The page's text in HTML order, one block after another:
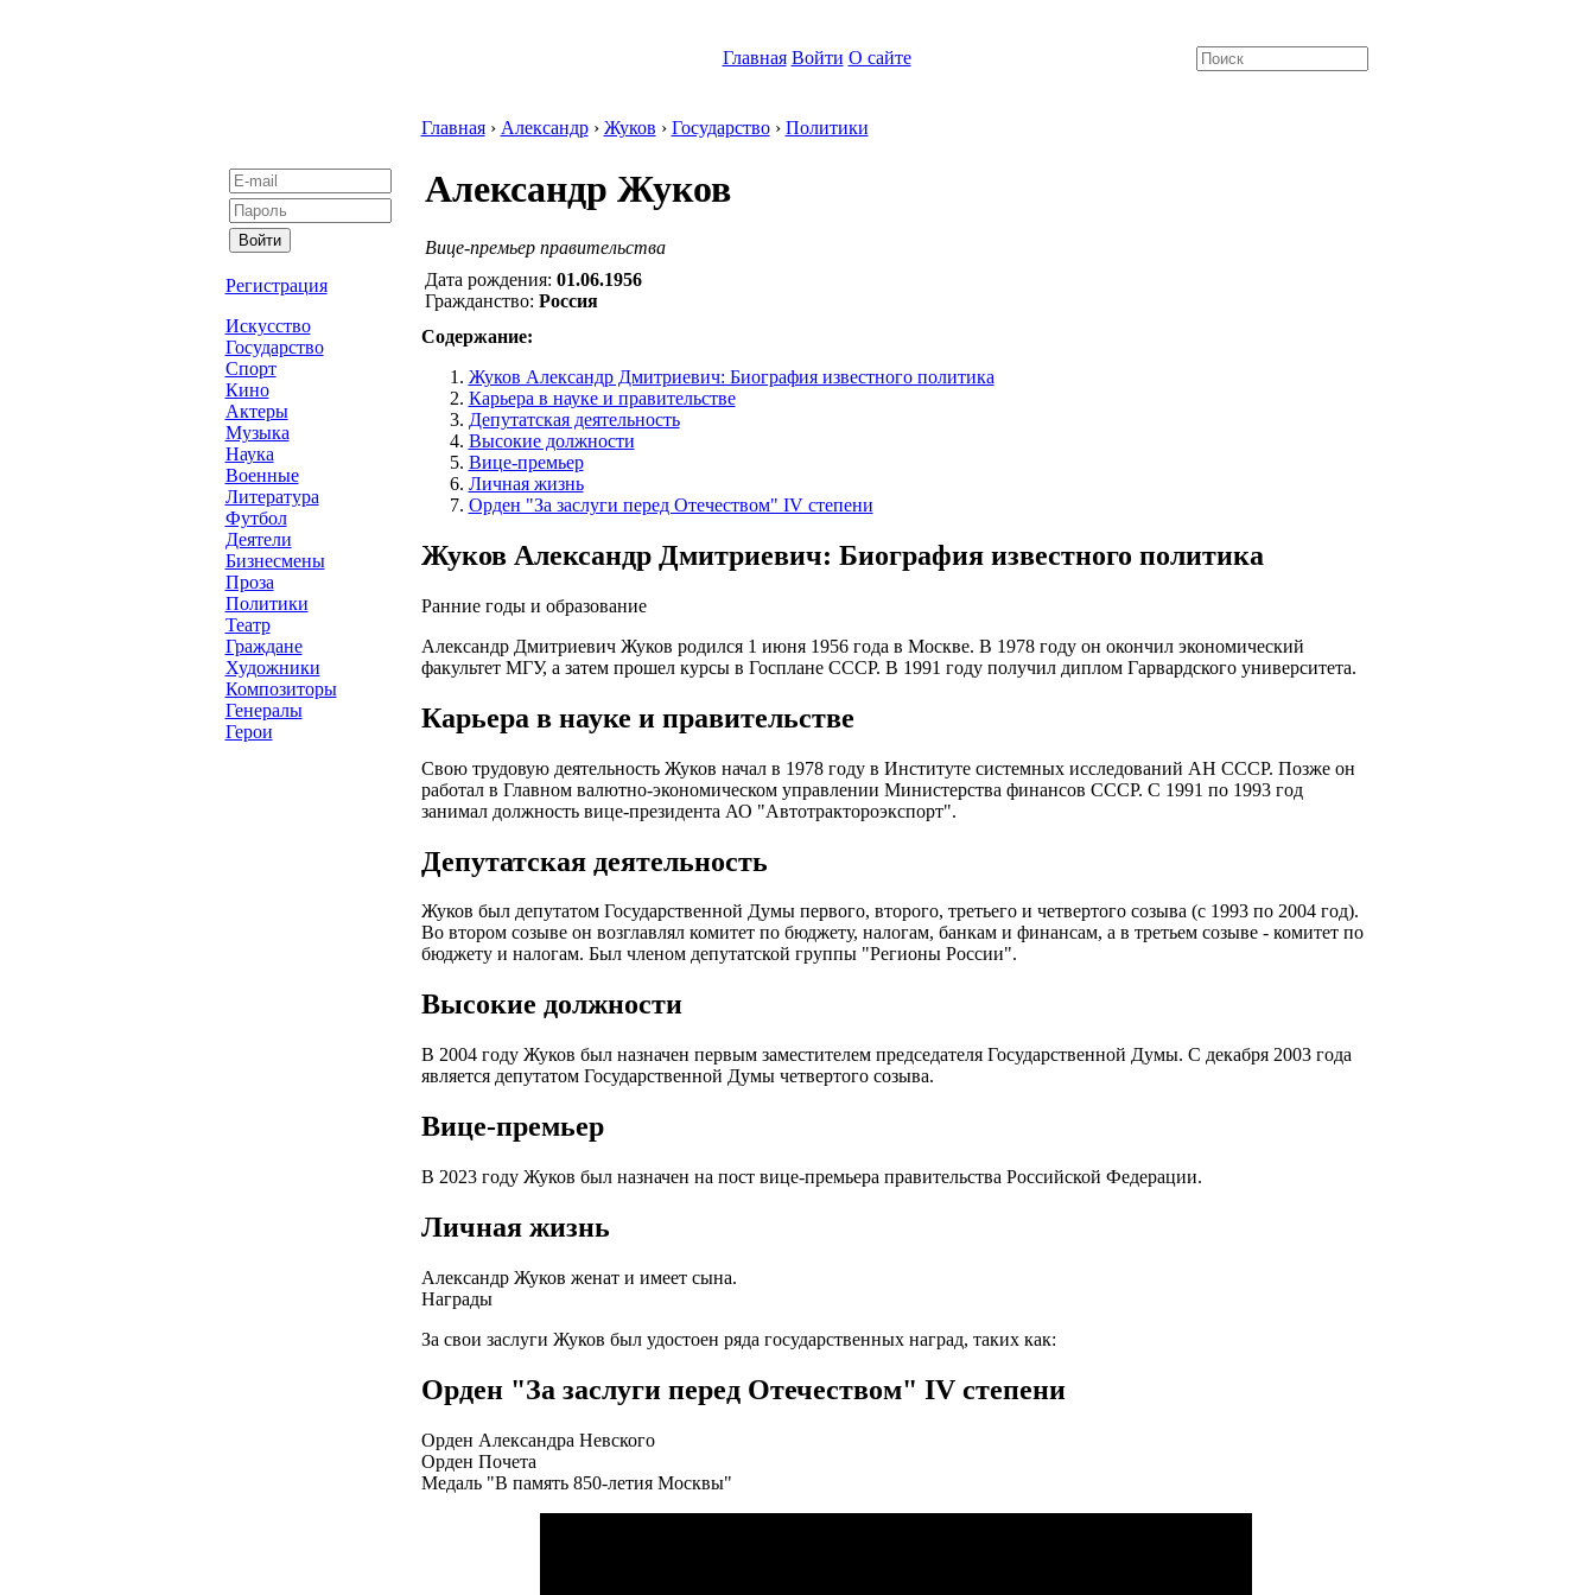
Главная Войти О сайте
Регистрация
Искусство
Государство
Спорт
Кино
Актеры
Музыка
Наука
Военные
Литература
Футбол
Деятели
Бизнесмены
Проза
Политики
Театр
Граждане
Художники
Композиторы
Генералы
Герои
Главная› Александр› Жуков › Государство› Политики
Александр Жуков
Вице-премьер правительства
Дата рождения: 01.06.1956
Гражданство: Россия
Содержание:
Жуков Александр Дмитриевич: Биография известного политика
Карьера в науке и правительстве
Депутатская деятельность
Высокие должности
Вице-премьер
Личная жизнь
Орден "За заслуги перед Отечеством" IV степени
Жуков Александр Дмитриевич: Биография известного политика
Ранние годы и образование
Александр Дмитриевич Жуков родился 1 июня 1956 года в Москве. В 1978 году он окончил экономический
факультет МГУ, а затем прошел курсы в Госплане СССР. В 1991 году получил диплом Гарвардского университета.
Карьера в науке и правительстве
Свою трудовую деятельность Жуков начал в 1978 году в Институте системных исследований АН СССР. Позже он
работал в Главном валютно-экономическом управлении Министерства финансов СССР. С 1991 по 1993 год
занимал должность вице-президента АО "Автотрактороэкспорт".
Депутатская деятельность
Жуков был депутатом Государственной Думы первого, второго, третьего и четвертого созыва (с 1993 по 2004 год).
Во втором созыве он возглавлял комитет по бюджету, налогам, банкам и финансам, а в третьем созыве - комитет по
бюджету и налогам. Был членом депутатской группы "Регионы России".
Высокие должности
В 2004 году Жуков был назначен первым заместителем председателя Государственной Думы. С декабря 2003 года
является депутатом Государственной Думы четвертого созыва.
Вице-премьер
В 2023 году Жуков был назначен на пост вице-премьера правительства Российской Федерации.
Личная жизнь
Александр Жуков женат и имеет сына.
Награды
За свои заслуги Жуков был удостоен ряда государственных наград, таких как:
Орден "За заслуги перед Отечеством" IV степени
Орден Александра Невского
Орден Почета
Медаль "В память 850-летия Москвы"